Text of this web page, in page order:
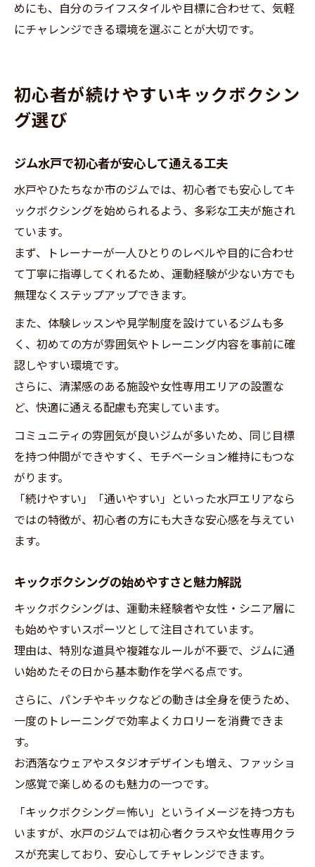
めにも、自分のライフスタイルや目標に合わせて、気軽
にチャレンジできる環境を選ぶことが大切です。
初心者が続けやすいキックボクシン
グ選び
ジム水戸で初心者が安心して通える工夫
水戸やひたちなか市のジムでは、初心者でも安心してキ
ックボクシングを始められるよう、多彩な工夫が施され
ています。
まず、トレーナーが一人ひとりのレベルや目的に合わせ
て丁寧に指導してくれるため、運動経験が少ない方でも
無理なくステップアップできます。
また、体験レッスンや見学制度を設けているジムも多
く、初めての方が雰囲気やトレーニング内容を事前に確
認しやすい環境です。
さらに、清潔感のある施設や女性専用エリアの設置な
ど、快適に通える配慮も充実しています。
コミュニティの雰囲気が良いジムが多いため、同じ目標
を持つ仲間ができやすく、モチベーション維持にもつな
がります。
「続けやすい」「通いやすい」といった水戸エリアなら
ではの特徴が、初心者の方にも大きな安心感を与えてい
ます。
キックボクシングの始めやすさと魅力解説
キックボクシングは、運動未経験者や女性・シニア層に
も始めやすいスポーツとして注目されています。
理由は、特別な道具や複雑なルールが不要で、ジムに通
い始めたその日から基本動作を学べる点です。
さらに、パンチやキックなどの動きは全身を使うため、
一度のトレーニングで効率よくカロリーを消費できま
す。
お洒落なウェアやスタジオデザインも増え、ファッショ
ン感覚で楽しめるのも魅力の一つです。
「キックボクシング＝怖い」というイメージを持つ方も
いますが、水戸のジムでは初心者クラスや女性専用クラ
スが充実しており、安心してチャレンジできます。